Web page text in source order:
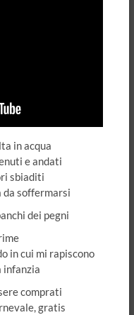
in acqua
e andati
sbiaditi
da soffermarsi
dei pegni
in cui mi rapiscono
infanzia
comprati
gratis